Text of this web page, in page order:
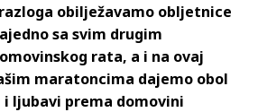
obilježavamo obljetnice
sa svim drugim
rata, a i na ovaj
maratoncima dajemo obol
ljubavi prema domovini